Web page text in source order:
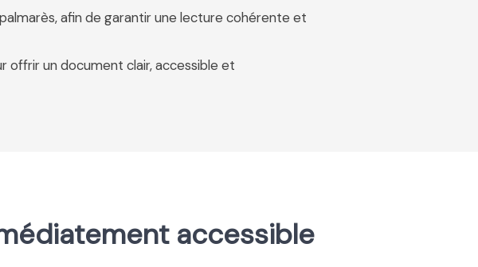
afin de garantir une lecture cohérente et
offrir un document clair, accessible et
accessible